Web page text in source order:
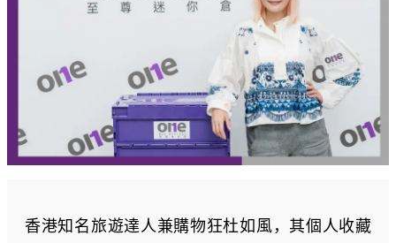
香港知名旅遊達人兼購物狂杜如風，其個人收藏